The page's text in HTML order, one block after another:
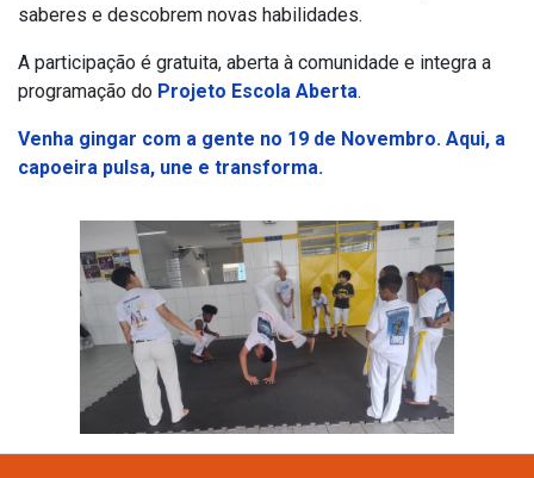
saberes e descobrem novas habilidades.
A participação é gratuita, aberta à comunidade e integra a
programação do Projeto Escola Aberta.
Venha gingar com a gente no 19 de Novembro. Aqui, a
capoeira pulsa, une e transforma.